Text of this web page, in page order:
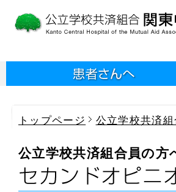
トップページ 公立学校共済
公立学校共済組合員の方